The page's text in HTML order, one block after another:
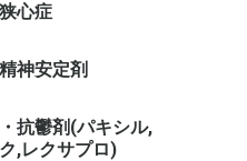
心症
神安定剤
抗鬱剤(パキシル,
,レクサプロ)